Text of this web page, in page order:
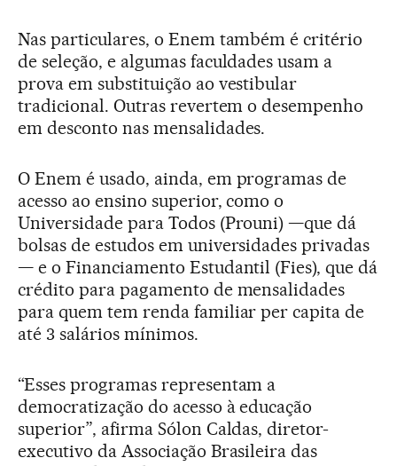
Nas particulares, o Enem também é critério
de seleção, e algumas faculdades usam a
prova em substituição ao vestibular
tradicional. Outras revertem o desempenho
em desconto nas mensalidades.
O Enem é usado, ainda, em programas de
acesso ao ensino superior, como o
Universidade para Todos (Prouni) —que dá
bolsas de estudos em universidades privadas
— e o Financiamento Estudantil (Fies), que dá
crédito para pagamento de mensalidades
para quem tem renda familiar per capita de
até 3 salários mínimos.
“Esses programas representam a
democratização do acesso à educação
superior”, afirma Sólon Caldas, diretor-
executivo da Associação Brasileira das